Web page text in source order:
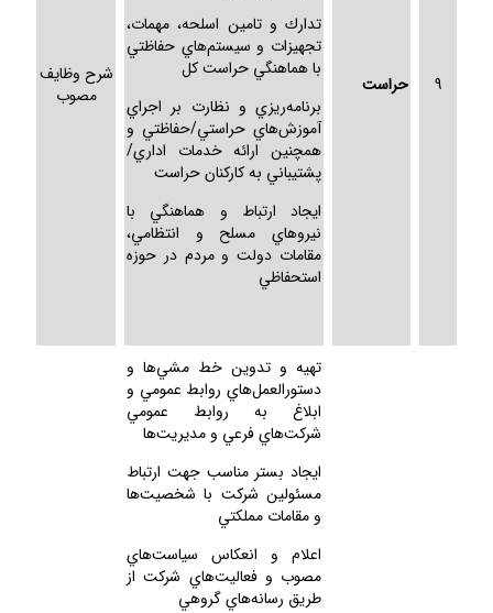
9 حراست
تدارك و تامين اسلحه، مهمات،
تجهيزات و سيستم‌هاي حفاظتي
با هماهنگي حراست كل
برنامه‌ريزي و نظارت بر اجراي
آموزش‌هاي حراستي/حفاظتي و
همچنين ارائه خدمات اداري/
پشتيباني به كاركنان حراست
ايجاد ارتباط و هماهنگي با
نيروهاي مسلح و انتظامي،
مقامات دولت و مردم در حوزه
استحفاظي
شرح وظايف
مصوب
تهيه و تدوين خط مشي‌ها و
دستورالعمل‌هاي روابط عمومي و
ابلاغ به روابط عمومي
شركت‌هاي فرعي و مديريت‌ها
ايجاد بستر مناسب جهت ارتباط
مسئولين شركت با شخصيت‌ها
و مقامات مملكتي
اعلام و انعكاس سياست‌هاي
مصوب و فعاليت‌هاي شركت از
طريق رسانه‌هاي گروهي